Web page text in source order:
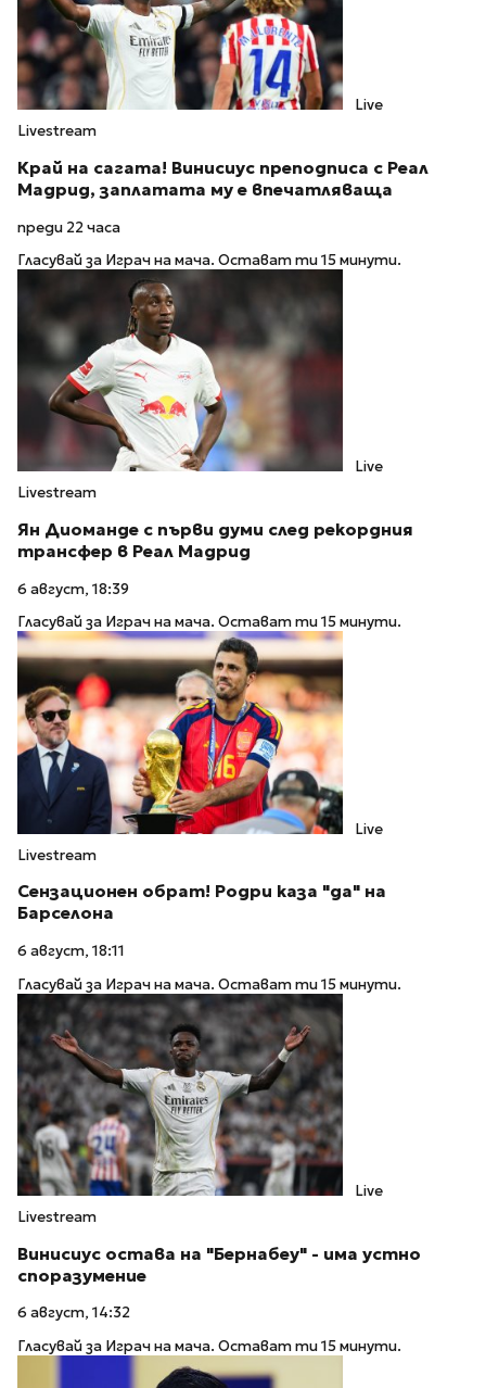
Live
Livestream
Край на сагата! Винисиус преподписа с Реал
Мадрид, заплатата му е впечатляваща
преди 22 часа
Гласувай за Играч на мача. Остават ти 15 минути.
Live
Livestream
Ян Диоманде с първи думи след рекордния
трансфер в Реал Мадрид
6 август, 18:39
Гласувай за Играч на мача. Остават ти 15 минути.
Live
Livestream
Сензационен обрат! Родри каза "да" на
Барселона
6 август, 18:11
Гласувай за Играч на мача. Остават ти 15 минути.
Live
Livestream
Винисиус остава на "Бернабеу" - има устно
споразумение
6 август, 14:32
Гласувай за Играч на мача. Остават ти 15 минути.